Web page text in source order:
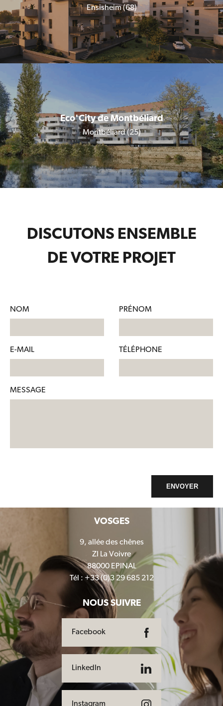
Ensisheim (68)
Eco'City de Montbéliard
Montbéliard (25)
DISCUTONS ENSEMBLE
DE VOTRE PROJET
NOM PRÉNOM
E-MAIL TÉLÉPHONE
MESSAGE
ENVOYER
VOSGES
9, allée des chênes
ZI La Voivre
88000 EPINAL
Tél : +33 (0)3 29 685 212
NOUS SUIVRE
Facebook
LinkedIn
Instagram